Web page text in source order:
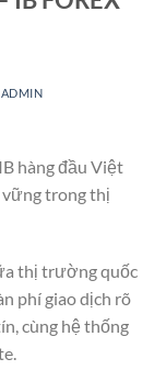
ADMIN
hàng đầu Việt
trong thị
thị trường quốc
phí giao dịch rõ
cùng hệ thống